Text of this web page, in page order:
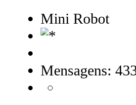
Mini Robot
Mensagens: